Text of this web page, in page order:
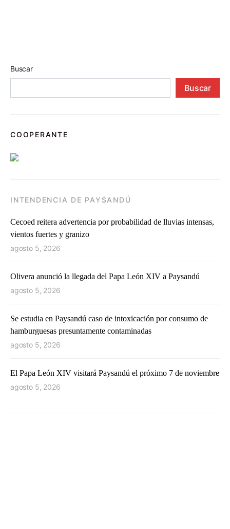
Buscar
Buscar
COOPERANTE
INTENDENCIA DE PAYSANDÚ
Cecoed reitera advertencia por probabilidad de lluvias intensas,
vientos fuertes y granizo
agosto 5, 2026
Olivera anunció la llegada del Papa León XIV a Paysandú
agosto 5, 2026
Se estudia en Paysandú caso de intoxicación por consumo de
hamburguesas presuntamente contaminadas
agosto 5, 2026
El Papa León XIV visitará Paysandú el próximo 7 de noviembre
agosto 5, 2026